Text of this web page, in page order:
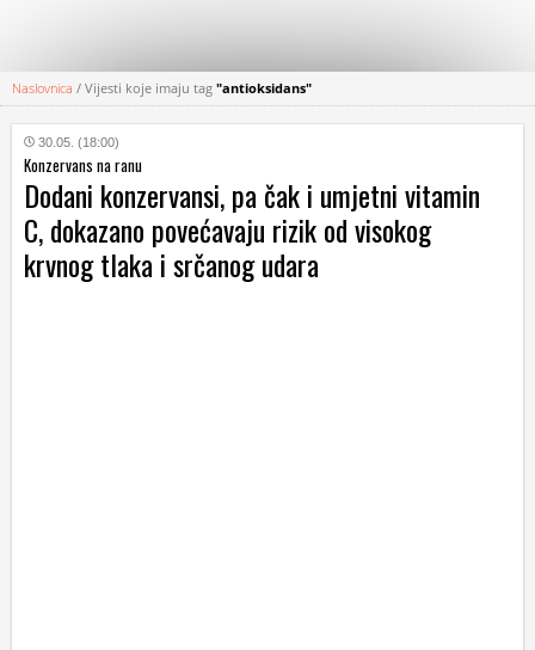
KATEGORIJE
HRVATSKI
WEB
Naslovnica / Vijesti koje imaju tag "antioksidans"
30.05. (18:00)
Konzervans na ranu
Dodani konzervansi, pa čak i umjetni vitamin
C, dokazano povećavaju rizik od visokog
krvnog tlaka i srčanog udara